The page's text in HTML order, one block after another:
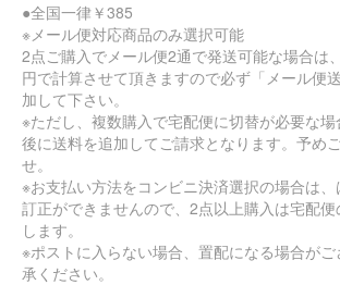
●全国一律￥385
※メール便対応商品のみ選択可能
2点ご購入でメール便2通で発送可能な場合は
円で計算させて頂きますので必ず「メール便
加して下さい。
※ただし、複数購入で宅配便に切替が必要な
後に送料を追加してご請求となります。予め
せ。
※お支払い方法をコンビニ決済選択の場合は
訂正ができませんので、2点以上購入は宅配
します。
※ポストに入らない場合、置配になる場合が
承ください。